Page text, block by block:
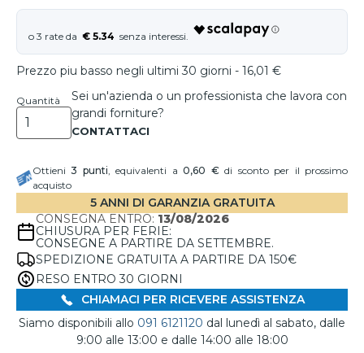
€ 5.34
Prezzo piu basso negli ultimi 30 giorni - 16,01 €
Quantità
Sei un'azienda o un professionista che lavora con
grandi forniture?
Ottieni3 punti, equivalenti a0,60 €di sconto per il prossimo
acquisto
5 ANNI DI GARANZIA GRATUITA
CONSEGNA ENTRO: 13/08/2026
CHIUSURA PER FERIE:
CONSEGNE A PARTIRE DA SETTEMBRE.
SPEDIZIONE GRATUITA A PARTIRE DA 150€
RESO ENTRO 30 GIORNI
CHIAMACI PER RICEVERE ASSISTENZA
Siamo disponibili allo 091 6121120 dal lunedì al sabato, dalle
9:00 alle 13:00 e dalle 14:00 alle 18:00